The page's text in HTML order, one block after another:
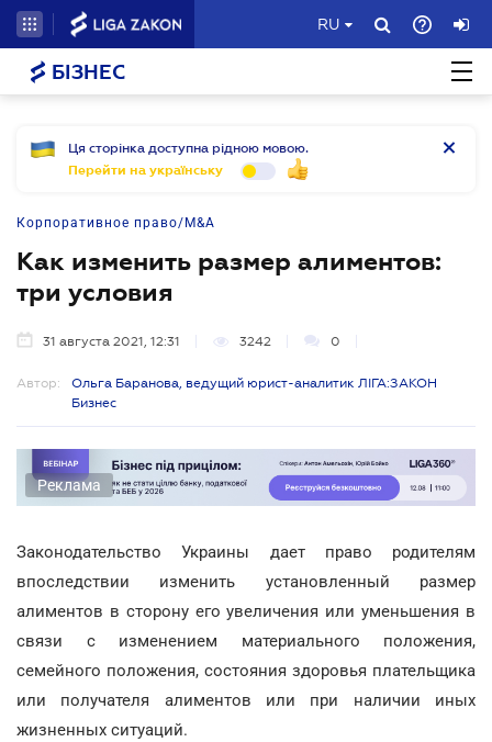
RU
БІЗНЕС
Ця сторінка доступна рідною мовою.
Перейти на українську
Корпоративное право/M&A
Как изменить размер алиментов:
три условия
31 августа 2021, 12:31 3242 0
Автор:
Ольга Баранова, ведущий юрист-аналитик ЛІГА:ЗАКОН
Бизнес
Реклама
Законодательство Украины дает право родителям
впоследствии изменить установленный размер
алиментов в сторону его увеличения или уменьшения в
связи с изменением материального положения,
семейного положения, состояния здоровья плательщика
или получателя алиментов или при наличии иных
жизненных ситуаций.